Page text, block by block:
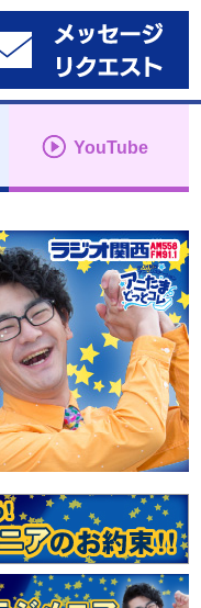
YouTube